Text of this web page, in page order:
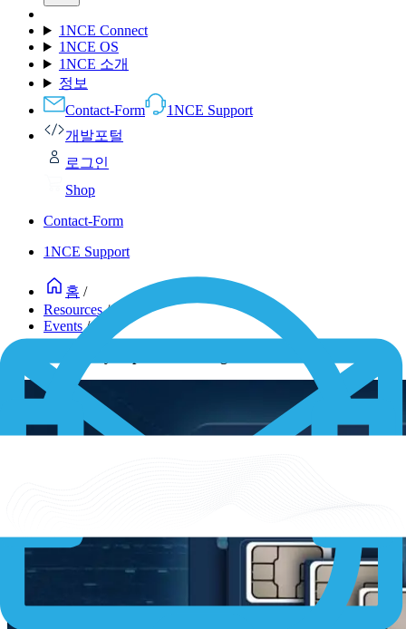
1NCE Connect
1NCE OS
1NCE 소개
정보
Contact-Form
1NCE Support
개발포털
로그인
Shop
Contact-Form
1NCE Support
홈 /
Resources/
Events/